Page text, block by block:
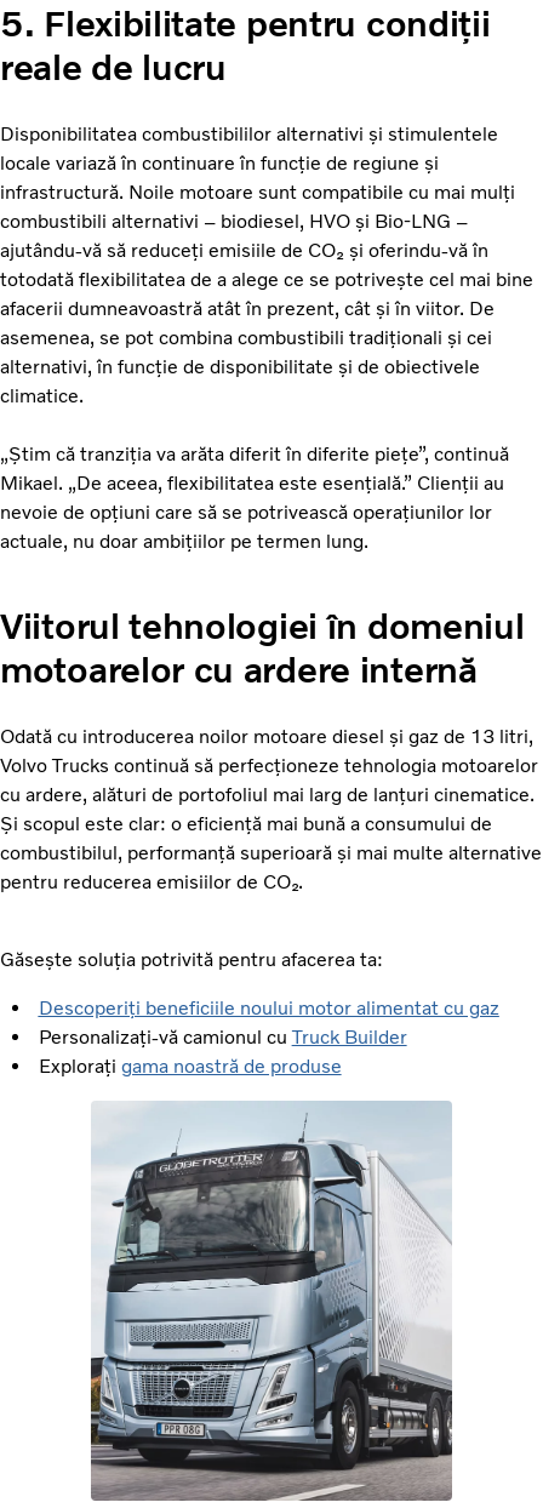
5. Flexibilitate pentru condiții
reale de lucru
Disponibilitatea combustibililor alternativi și stimulentele
locale variază în continuare în funcție de regiune și
infrastructură. Noile motoare sunt compatibile cu mai mulți
combustibili alternativi – biodiesel, HVO și Bio-LNG –
ajutându-vă să reduceți emisiile de CO₂ și oferindu-vă în
totodată flexibilitatea de a alege ce se potrivește cel mai bine
afacerii dumneavoastră atât în prezent, cât și în viitor. De
asemenea, se pot combina combustibili tradiționali și cei
alternativi, în funcție de disponibilitate și de obiectivele
climatice.
„Știm că tranziția va arăta diferit în diferite piețe”, continuă
Mikael. „De aceea, flexibilitatea este esențială.” Clienții au
nevoie de opțiuni care să se potrivească operațiunilor lor
actuale, nu doar ambițiilor pe termen lung.
Viitorul tehnologiei în domeniul
motoarelor cu ardere internă
Odată cu introducerea noilor motoare diesel și gaz de 13 litri,
Volvo Trucks continuă să perfecționeze tehnologia motoarelor
cu ardere, alături de portofoliul mai larg de lanțuri cinematice.
Și scopul este clar: o eficiență mai bună a consumului de
combustibilul, performanță superioară și mai multe alternative
pentru reducerea emisiilor de CO₂.
Găsește soluția potrivită pentru afacerea ta:
Descoperiți beneficiile noului motor alimentat cu gaz
Personalizați-vă camionul cuTruck Builder
Explorați gama noastră de produse